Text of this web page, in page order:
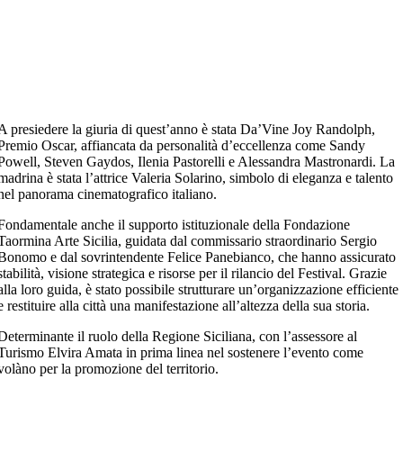
presiedere la giuria di quest’anno è stata Da’Vine Joy Randolph,
Oscar, affiancata da personalità d’eccellenza come Sandy
Steven Gaydos, Ilenia Pastorelli e Alessandra Mastronardi. La
è stata l’attrice Valeria Solarino, simbolo di eleganza e talento
panorama cinematografico italiano.
anche il supporto istituzionale della Fondazione
Arte Sicilia, guidata dal commissario straordinario Sergio
e dal sovrintendente Felice Panebianco, che hanno assicurato
visione strategica e risorse per il rilancio del Festival. Grazie
loro guida, è stato possibile strutturare un’organizzazione efficiente
restituire alla città una manifestazione all’altezza della sua storia.
il ruolo della Regione Siciliana, con l’assessore al
Elvira Amata in prima linea nel sostenere l’evento come
per la promozione del territorio.